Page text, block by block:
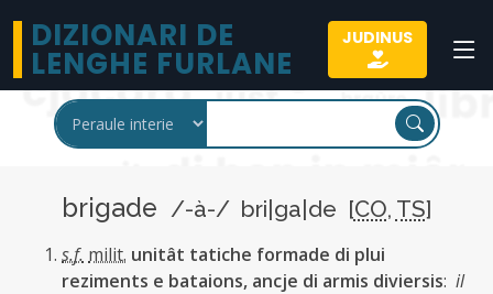
DIZIONARI DE
LENGHE FURLANE
JUDINUS
brigade /-à-/ bri|ga|de [CO, TS]
s.f. milit. unitât tatiche formade di plui
reziments e bataions, ancje di armis diviersis: il